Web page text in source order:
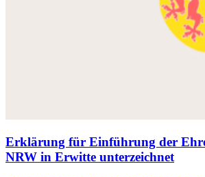
Erklärung für Einführung der
NRW in Erwitte unterzeichnet